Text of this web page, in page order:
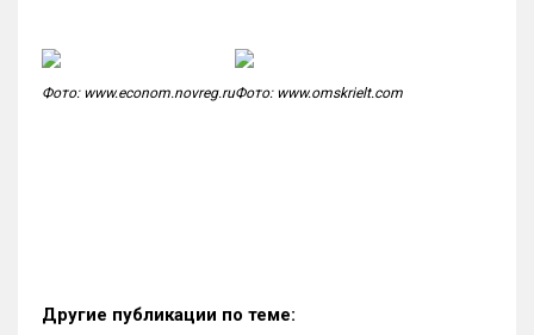
Фото: www.econom.novreg.ruФото: www.omskrielt.com
Другие публикации по теме: